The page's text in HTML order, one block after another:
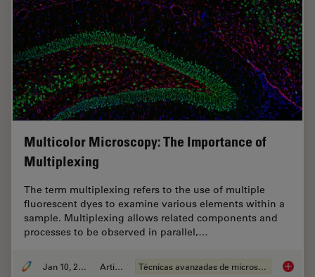
Multicolor Microscopy: The Importance of
Multiplexing
The term multiplexing refers to the use of multiple
fluorescent dyes to examine various elements within a
sample. Multiplexing allows related components and
processes to be observed in parallel,…
Jan 10, 2022 Article Técnicas avanzadas de microscopía